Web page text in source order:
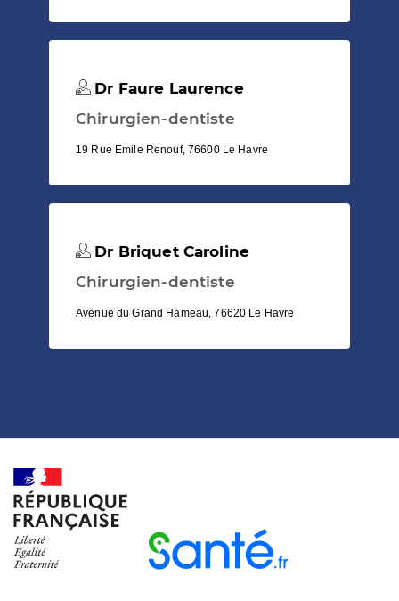
Dr Faure Laurence
Chirurgien-dentiste
19 Rue Emile Renouf, 76600 Le Havre
Dr Briquet Caroline
Chirurgien-dentiste
Avenue du Grand Hameau, 76620 Le Havre